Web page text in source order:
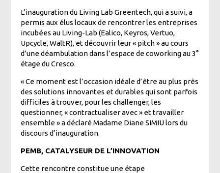
L’inauguration du Living Lab Greentech, qui a suivi, a
permis aux élus locaux de rencontrer les entreprises
incubées au Living-Lab (Ealico, Keyros, Vertuo,
Upcycle, WaltR), et découvrir leur « pitch » au cours
d’une déambulation dans l’espace de coworking au 3°
étage du Cresco.
« Ce moment est l’occasion idéale d’être au plus près
des solutions innovantes et durables qui sont parfois
difficiles à trouver, pour les challenger, les
questionner, « contractualiser avec » et travailler
ensemble » a déclaré Madame Diane SIMIU lors du
discours d’inauguration.
PEMB, CATALYSEUR DE L’INNOVATION
Cette rencontre constitue une étape